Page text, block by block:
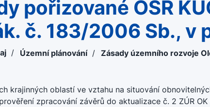
č. 183/2006 Sb., v
/ Územní plánování / Zásady územního rozvoje
krajinných oblastí ve vztahu na situování
zpracování závěrů do aktualizace č. 2 ZÚR